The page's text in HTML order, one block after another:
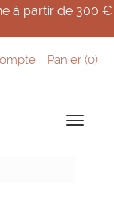
à partir de 300 €
Panier (0)